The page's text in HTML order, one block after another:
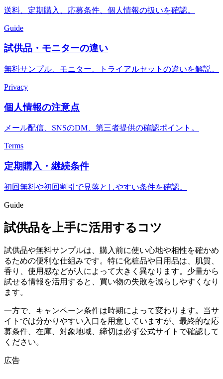
送料、定期購入、応募条件、個人情報の扱いを確認。
Guide
試供品・モニターの違い
無料サンプル、モニター、トライアルセットの違いを解説。
Privacy
個人情報の注意点
メール配信、SNSのDM、第三者提供の確認ポイント。
Terms
定期購入・継続条件
初回無料や初回割引で見落としやすい条件を確認。
Guide
試供品を上手に活用するコツ
試供品や無料サンプルは、購入前に使い心地や相性を確かめ
るための便利な仕組みです。特に化粧品や日用品は、肌質、
香り、使用感などが人によって大きく異なります。少量から
試せる情報を活用すると、買い物の失敗を減らしやすくなり
ます。
一方で、キャンペーン条件は時期によって変わります。当サ
イトでは分かりやすい入口を用意していますが、最終的な応
募条件、在庫、対象地域、締切は必ず公式サイトで確認して
ください。
広告